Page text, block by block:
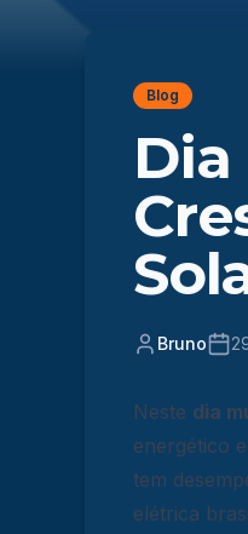
Blog
Bruno
Neste dia
energético
tem
elétrica